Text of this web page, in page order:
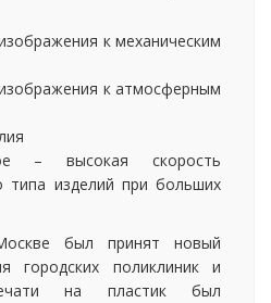
к механическим
к атмосферным
– высокая скорость
типа изделий при больших
был принят новый
городских поликлиник и
на пластик был